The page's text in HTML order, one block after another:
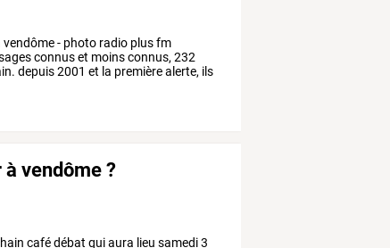
vendôme- photo radio plusfm
connuset moinsconnus, 232
depuis2001 et la premièrealerte, ils
vendôme ?
cafédébat quiaura lieu samedi3